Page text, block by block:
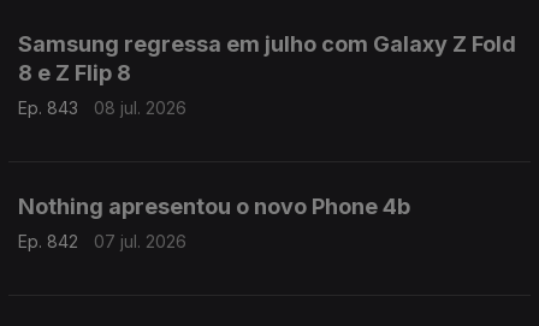
Samsung regressa em julho com Galaxy Z Fold
8 e Z Flip 8
Ep. 843 08 jul. 2026
Nothing apresentou o novo Phone 4b
Ep. 842 07 jul. 2026